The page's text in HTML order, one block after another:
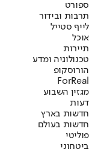
ספורט
תרבות ובידור
לייף סטייל
אוכל
תיירות
טכנולוגיה ומדע
הורוסקופ
ForReal
מגזין השבוע
דעות
חדשות בארץ
חדשות בעולם
פוליטי
ביטחוני